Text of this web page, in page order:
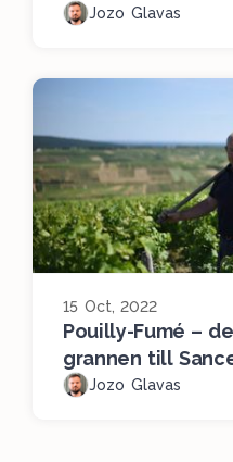
Jozo Glavas
15 Oct, 2022
Pouilly-Fumé –
grannen till
Jozo Glavas